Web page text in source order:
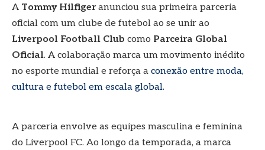
A Tommy Hilfigeranunciou sua primeira parceria
oficial com um clube de futebol ao se unir ao
Liverpool Football Club como Parceira Global
Oficial. A colaboração marca um movimento inédito
no esporte mundial e reforça a conexão entre moda,
cultura e futebol em escala global.
A parceria envolve as equipes masculina e feminina
do Liverpool FC. Ao longo da temporada, a marca